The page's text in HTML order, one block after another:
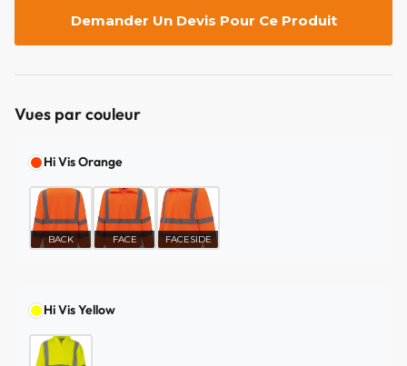
Demander Un Devis Pour Ce Produit
Vues par couleur
Hi Vis Orange
BACK FACE FACESIDE
Hi Vis Yellow